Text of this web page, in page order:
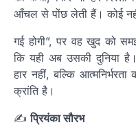
आँचल से पोंछ लेती हैं। कोई
गई होगी”, पर वह खुद को
कि यही अब उसकी दुनिया
हार नहीं, बल्कि आत्मनिर्भरता
क्रांति है।
✍️प्रियंका सौरभ